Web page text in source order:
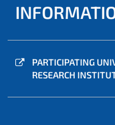
PARTICIPATING
RESEARCH